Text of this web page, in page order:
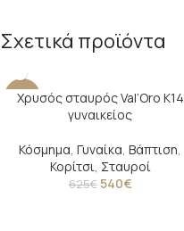
Σχετικά προϊόντα
-14%
Χρυσός σταυρός Val’Oro Κ14
γυναικείος
Κόσμημα, Γυναίκα, Βάπτιση,
Κορίτσι, Σταυροί
625€ 540€